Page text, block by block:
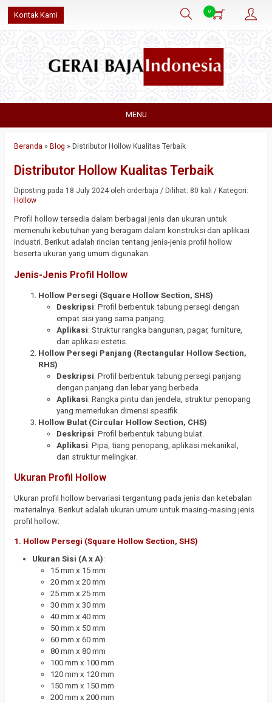
Kontak Kami 0
MENU
Beranda » Blog » Distributor Hollow Kualitas Terbaik
Distributor Hollow Kualitas Terbaik
Diposting pada 18 July 2024 oleh orderbaja / Dilihat: 80 kali / Kategori:
Hollow
Profil hollow tersedia dalam berbagai jenis dan ukuran untuk
memenuhi kebutuhan yang beragam dalam konstruksi dan aplikasi
industri. Berikut adalah rincian tentang jenis-jenis profil hollow
beserta ukuran yang umum digunakan.
Jenis-Jenis Profil Hollow
Hollow Persegi (Square Hollow Section, SHS)
Deskripsi: Profil berbentuk tabung persegi dengan
empat sisi yang sama panjang.
Aplikasi: Struktur rangka bangunan, pagar, furniture,
dan aplikasi estetis.
Hollow Persegi Panjang (Rectangular Hollow Section,
RHS)
Deskripsi: Profil berbentuk tabung persegi panjang
dengan panjang dan lebar yang berbeda.
Aplikasi: Rangka pintu dan jendela, struktur penopang
yang memerlukan dimensi spesifik.
Hollow Bulat (Circular Hollow Section, CHS)
Deskripsi: Profil berbentuk tabung bulat.
Aplikasi: Pipa, tiang penopang, aplikasi mekanikal,
dan struktur melingkar.
Ukuran Profil Hollow
Ukuran profil hollow bervariasi tergantung pada jenis dan ketebalan
materialnya. Berikut adalah ukuran umum untuk masing-masing jenis
profil hollow:
1. Hollow Persegi (Square Hollow Section, SHS)
Ukuran Sisi (A x A):
15 mm x 15 mm
20 mm x 20 mm
25 mm x 25 mm
30 mm x 30 mm
40 mm x 40 mm
50 mm x 50 mm
60 mm x 60 mm
80 mm x 80 mm
100 mm x 100 mm
120 mm x 120 mm
150 mm x 150 mm
200 mm x 200 mm